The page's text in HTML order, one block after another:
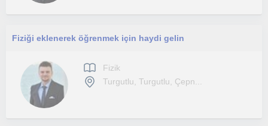
Fiziği eklenerek öğrenmek için haydi gelin
Fizik
Turgutlu, Turgutlu, Çepn...